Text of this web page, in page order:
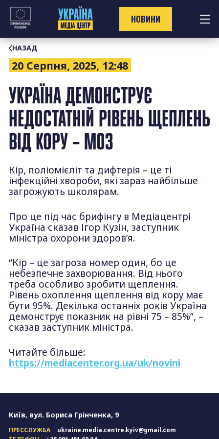
Перейти
контенту
НОВИНИ
НАЗАД
20 Серпня, 2025, 12:48
УКРАЇНА ДЕМОНСТРУЄ
НЕДОСТАТНІЙ РІВЕНЬ ЩЕПЛЕНЬ
ВІД КОРУ – МОЗ
Кір, поліомієліт та дифтерія – це ті
інфекційні хвороби, які зараз найбільше
загрожують школярам.
Про це під час брифінгу в Медіацентрі
Україна сказав Ігор Кузін, заступник
міністра охорони здоров’я.
“Кір – це загроза номер один, бо це
небезпечне захворювання. Від нього
треба особливо зробити щеплення.
Рівень охоплення щеплення від кору має
бути 95%. Декілька останніх років Україна
демонструє показник на рівні 75 – 85%”, –
сказав заступник міністра.
Читайте більше:
https://mediacenter.org.ua/uk/novini
Київ, вул. Бориса Грінченка, 9
ПРЕССЛУЖБА
ukraine.media.centre.kyiv@gmail.com